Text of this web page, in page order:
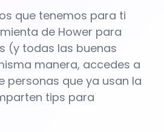
que tenemos para ti
de Hower para
(y todas las buenas
manera, accedes a
personas que ya usan la
tips para